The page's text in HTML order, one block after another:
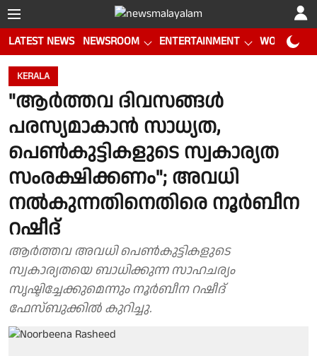
LATEST NEWS NEWSROOM ENTERTAINMENT WORLD CUP
KERALA
"ആർത്തവ ദിവസങ്ങൾ
പരസ്യമാകാൻ സാധ്യത,
പെൺകുട്ടികളുടെ സ്വകാര്യത
സംരക്ഷിക്കണം"; അവധി
നൽകുന്നതിനെതിരെ നൂർബീന
റഷീദ്
ആർത്തവ അവധി പെൺകുട്ടികളുടെ
സ്വകാര്യതയെ ബാധിക്കുന്ന സാഹചര്യം
സൃഷ്ടിച്ചേക്കുമെന്നും നൂർബീന റഷീദ്
ഫേസ്ബുക്കിൽ കുറിച്ചു.